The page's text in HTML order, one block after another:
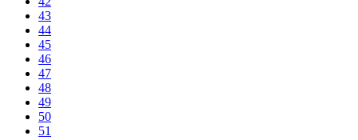
43
44
45
46
47
48
49
50
51